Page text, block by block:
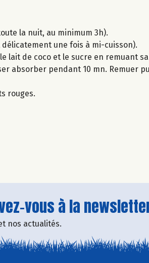
la nuit, au minimum 3h).
une fois à mi-cuisson).
lait de coco et le sucre en remuant
absorber pendant 10 mn. Remuer
rouges.
vous à la
nos actualités.